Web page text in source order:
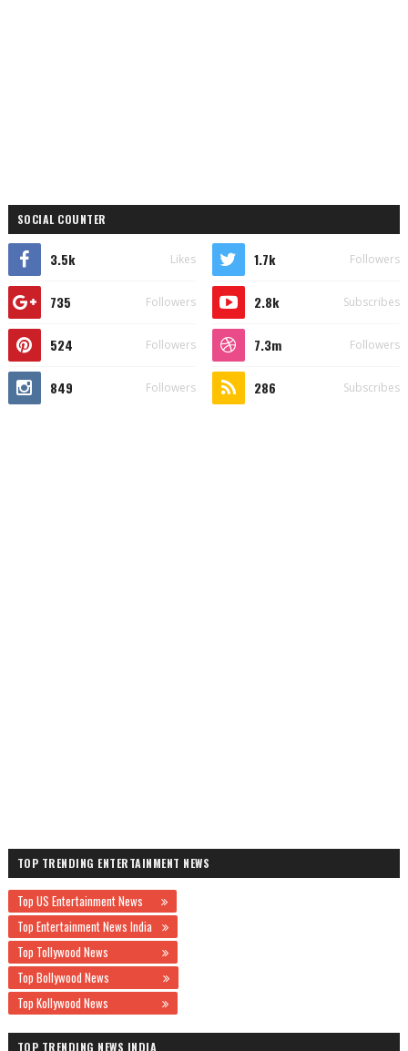
SOCIAL COUNTER
3.5k Likes 1.7k Followers
735 Followers 2.8k Subscribes
524 Followers 7.3m Followers
849 Followers 286 Subscribes
TOP TRENDING ENTERTAINMENT NEWS
Top US Entertainment News
Top Entertainment News India
Top Tollywood News
Top Bollywood News
Top Kollywood News
TOP TRENDING NEWS INDIA